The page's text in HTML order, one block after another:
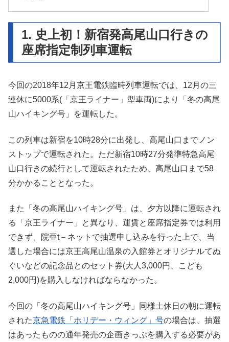
1. 史上初！新宿発高尾山口行きの
座席指定制列車運転
今回の2018年12月京王電鉄臨時列車運転では、12月の三
連休に5000系(「京王ライナー」型車両)により「冬の高尾
山ハイキング号」を運転した。
この列車は新宿を10時28分に出発し、高尾山口までノン
ストップで運転された。ただ新宿10時27分発準特急高尾
山口行きの続行として運転されたため、高尾山口まで58
分かかることとなった。
また「冬の高尾山ハイキング号」は、夕方以降に運転され
る「京王ライナー」と異なり、運賃と座席指定券では利用
できず、院亜t－ネットで抽選申し込みを行った上で、当
選した場合には京王高尾山温泉の入館券とオリジナルてぬ
ぐいなどの記念品とのセット券(大人3,000円、こども
2,000円)を購入しなければならなかった。
今回の「冬の高尾山ハイキング号」同様土休日の朝に運転
された京急電鉄「ホリデー・ウィング」号の場合は、抽選
はあったものの通年発売の企画きっぷを購入する必要があ